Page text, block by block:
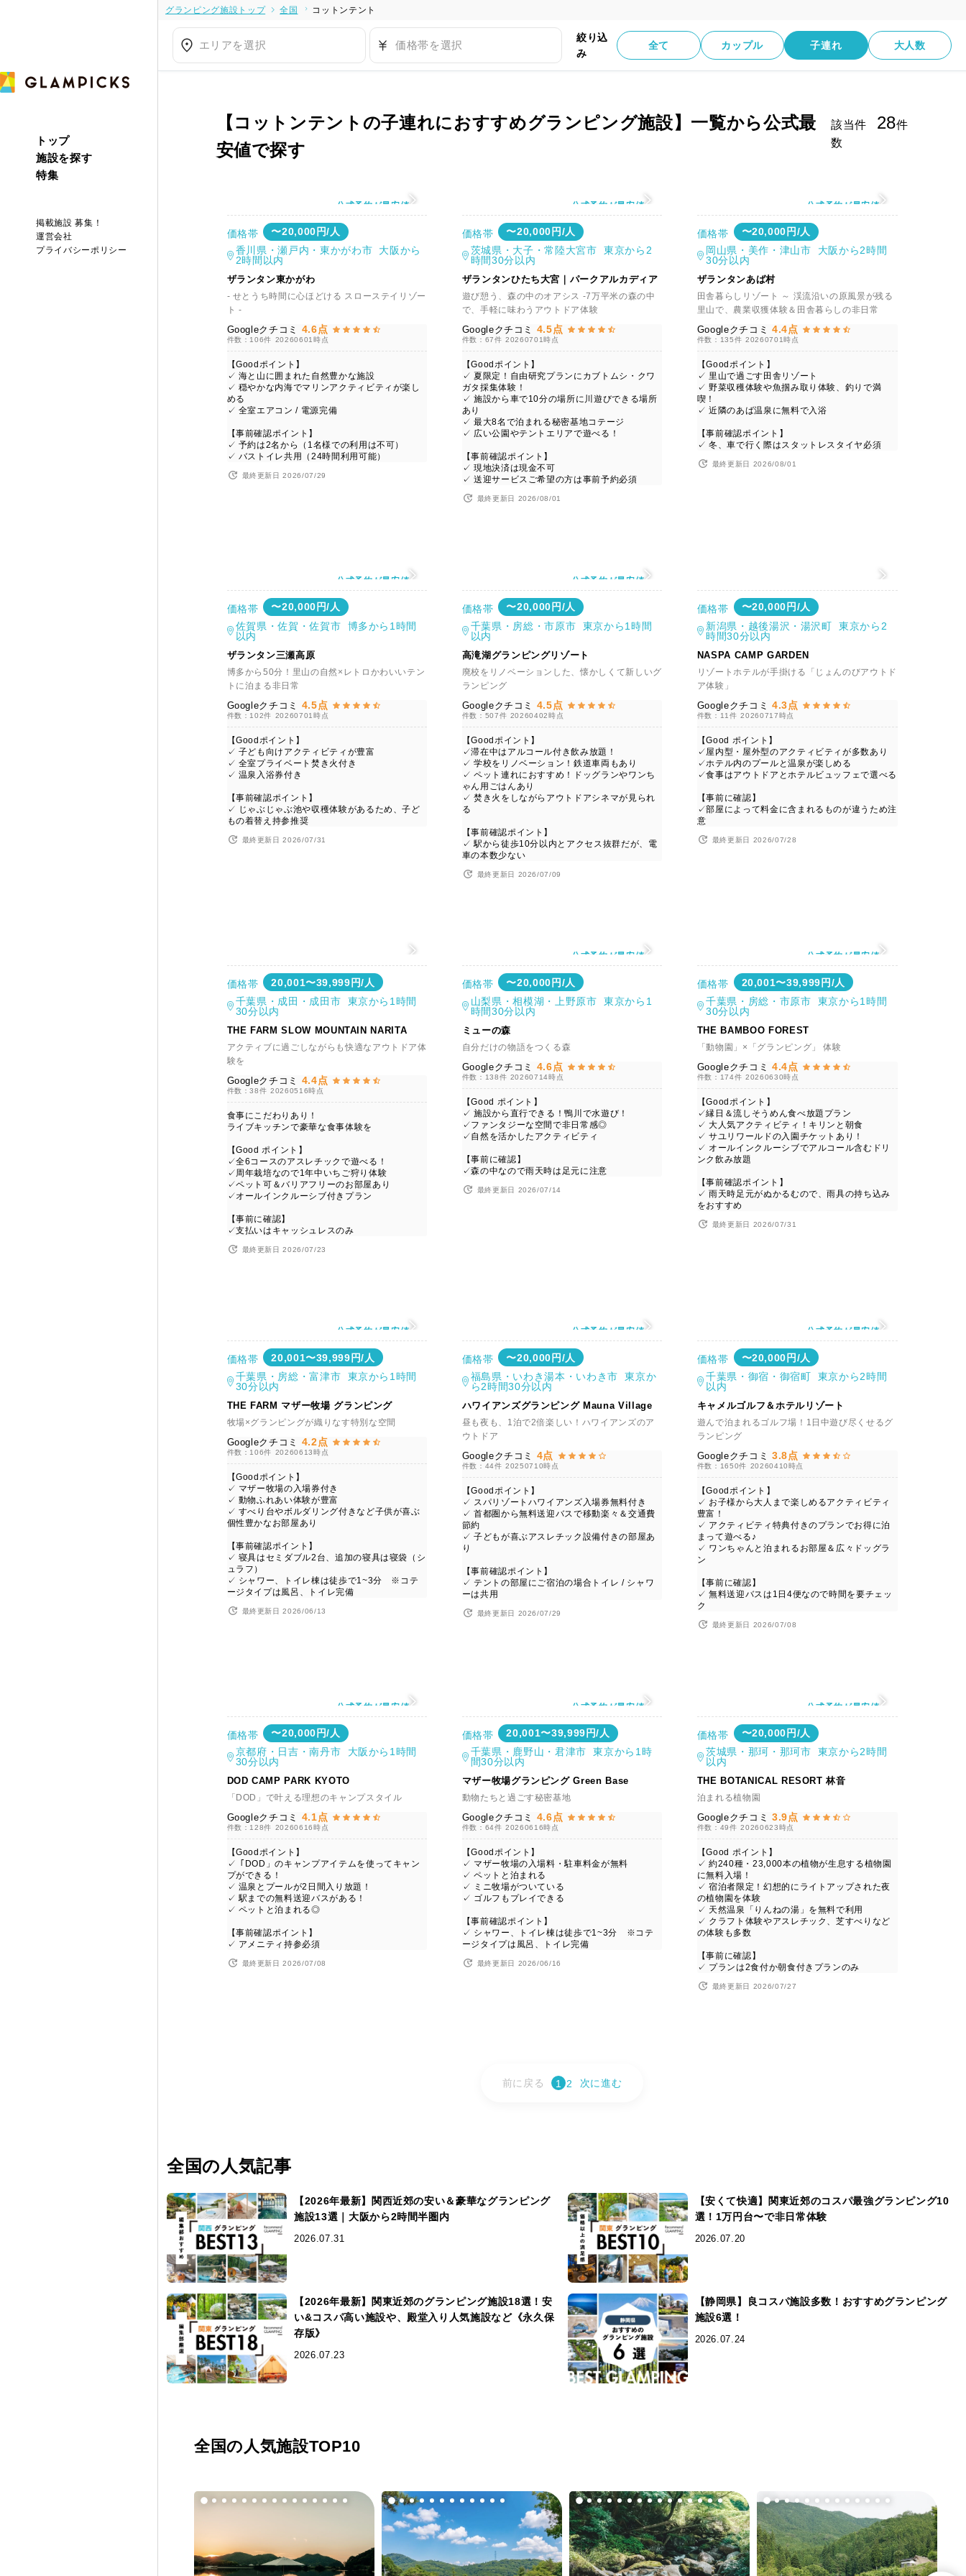
トップ
施設を探す
特集
掲載施設 募集！
運営会社
プライバシーポリシー
グランピング施設トップ 全国 コットンテント
エリアを選択 価格帯を選択
絞り込
み
全て カップル 子連れ 大人数
【コットンテントの子連れにおすすめグランピング施設】一覧から公式最
安値で探す
該当件
数
28件
公式予約が最安値
価格帯
〜20,000円/人
香川県・瀬戸内・東かがわ市 大阪から
2時間以内
ザランタン東かがわ
- せとうち時間に心ほどける スローステイリゾー
ト -
Googleクチコミ 4.6点
件数：106件 20260601時点
【Goodポイント】
✓ 海と山に囲まれた自然豊かな施設
✓ 穏やかな内海でマリンアクティビティが楽し
める
✓ 全室エアコン / 電源完備
【事前確認ポイント】
✓ 予約は2名から（1名様での利用は不可）
✓ バストイレ共用（24時間利用可能）
最終更新日 2026/07/29
公式予約が最安値
価格帯
〜20,000円/人
茨城県・大子・常陸大宮市 東京から2
時間30分以内
ザランタンひたち大宮｜パークアルカディア
遊び憩う、森の中のオアシス -7万平米の森の中
で、手軽に味わうアウトドア体験
Googleクチコミ 4.5点
件数：67件 20260701時点
【Goodポイント】
✓ 夏限定！自由研究プランにカブトムシ・クワ
ガタ採集体験！
✓ 施設から車で10分の場所に川遊びできる場所
あり
✓ 最大8名で泊まれる秘密基地コテージ
✓ 広い公園やテントエリアで遊べる！
【事前確認ポイント】
✓ 現地決済は現金不可
✓ 送迎サービスご希望の方は事前予約必須
最終更新日 2026/08/01
公式予約が最安値
価格帯
〜20,000円/人
岡山県・美作・津山市 大阪から2時間
30分以内
ザランタンあば村
田舎暮らしリゾート ～ 渓流沿いの原風景が残る
里山で、農業収獲体験＆田舎暮らしの非日常
Googleクチコミ 4.4点
件数：135件 20260701時点
【Goodポイント】
✓ 里山で過ごす田舎リゾート
✓ 野菜収穫体験や魚掴み取り体験、釣りで満
喫！
✓ 近隣のあば温泉に無料で入浴
【事前確認ポイント】
✓ 冬、車で行く際はスタットレスタイヤ必須
最終更新日 2026/08/01
公式予約が最安値
価格帯
〜20,000円/人
佐賀県・佐賀・佐賀市 博多から1時間
以内
ザランタン三瀬高原
博多から50分！里山の自然×レトロかわいいテン
トに泊まる非日常
Googleクチコミ 4.5点
件数：102件 20260701時点
【Goodポイント】
✓ 子ども向けアクティビティが豊富
✓ 全室プライベート焚き火付き
✓ 温泉入浴券付き
【事前確認ポイント】
✓ じゃぶじゃぶ池や収穫体験があるため、子ど
もの着替え持参推奨
最終更新日 2026/07/31
公式予約が最安値
価格帯
〜20,000円/人
千葉県・房総・市原市 東京から1時間
以内
高滝湖グランピングリゾート
廃校をリノベーションした、懐かしくて新しいグ
ランピング
Googleクチコミ 4.5点
件数：507件 20260402時点
【Goodポイント】
✓滞在中はアルコール付き飲み放題！
✓ 学校をリノベーション！鉄道車両もあり
✓ ペット連れにおすすめ！ドッグランやワンち
ゃん用ごはんあり
✓ 焚き火をしながらアウトドアシネマが見られ
る
【事前確認ポイント】
✓ 駅から徒歩10分以内とアクセス抜群だが、電
車の本数少ない
最終更新日 2026/07/09
価格帯
〜20,000円/人
新潟県・越後湯沢・湯沢町 東京から2
時間30分以内
NASPA CAMP GARDEN
リゾートホテルが手掛ける「じょんのびアウトド
ア体験」
Googleクチコミ 4.3点
件数：11件 20260717時点
【Good ポイント】
✓屋内型・屋外型のアクティビティが多数あり
✓ホテル内のプールと温泉が楽しめる
✓食事はアウトドアとホテルビュッフェで選べる
【事前に確認】
✓部屋によって料金に含まれるものが違うため注
意
最終更新日 2026/07/28
価格帯
20,001〜39,999円/人
千葉県・成田・成田市 東京から1時間
30分以内
THE FARM SLOW MOUNTAIN NARITA
アクティブに過ごしながらも快適なアウトドア体
験を
Googleクチコミ 4.4点
件数：38件 20260516時点
食事にこだわりあり！
ライブキッチンで豪華な食事体験を
【Good ポイント】
✓全6コースのアスレチックで遊べる！
✓周年栽培なので1年中いちご狩り体験
✓ペット可＆バリアフリーのお部屋あり
✓オールインクルーシブ付きプラン
【事前に確認】
✓支払いはキャッシュレスのみ
最終更新日 2026/07/23
公式予約が最安値
価格帯
〜20,000円/人
山梨県・相模湖・上野原市 東京から1
時間30分以内
ミューの森
自分だけの物語をつくる森
Googleクチコミ 4.6点
件数：138件 20260714時点
【Good ポイント】
✓ 施設から直行できる！鴨川で水遊び！
✓ファンタジーな空間で非日常感◎
✓自然を活かしたアクティビティ
【事前に確認】
✓森の中なので雨天時は足元に注意
最終更新日 2026/07/14
公式予約が最安値
価格帯
20,001〜39,999円/人
千葉県・房総・市原市 東京から1時間
30分以内
THE BAMBOO FOREST
「動物園」×「グランピング」 体験
Googleクチコミ 4.4点
件数：174件 20260630時点
【Goodポイント】
✓縁日＆流しそうめん食べ放題プラン
✓ 大人気アクティビティ！キリンと朝食
✓ サユリワールドの入園チケットあり！
✓ オールインクルーシブでアルコール含むドリ
ンク飲み放題
【事前確認ポイント】
✓ 雨天時足元がぬかるむので、雨具の持ち込み
をおすすめ
最終更新日 2026/07/31
公式予約が最安値
価格帯
20,001〜39,999円/人
千葉県・房総・富津市 東京から1時間
30分以内
THE FARM マザー牧場 グランピング
牧場×グランピングが織りなす特別な空間
Googleクチコミ 4.2点
件数：106件 20260613時点
【Goodポイント】
✓ マザー牧場の入場券付き
✓ 動物ふれあい体験が豊富
✓ すべり台やボルダリング付きなど子供が喜ぶ
個性豊かなお部屋あり
【事前確認ポイント】
✓ 寝具はセミダブル2台、追加の寝具は寝袋（シ
ュラフ）
✓ シャワー、トイレ棟は徒歩で1~3分 ※コテ
ージタイプは風呂、トイレ完備
最終更新日 2026/06/13
公式予約が最安値
価格帯
〜20,000円/人
福島県・いわき湯本・いわき市 東京か
ら2時間30分以内
ハワイアンズグランピング Mauna Village
昼も夜も、1泊で2倍楽しい！ハワイアンズのア
ウトドア
Googleクチコミ 4点
件数：44件 20250710時点
【Goodポイント】
✓ スパリゾートハワイアンズ入場券無料付き
✓ 首都圏から無料送迎バスで移動楽々＆交通費
節約
✓ 子どもが喜ぶアスレチック設備付きの部屋あ
り
【事前確認ポイント】
✓ テントの部屋にご宿泊の場合トイレ / シャワ
ーは共用
最終更新日 2026/07/29
公式予約が最安値
価格帯
〜20,000円/人
千葉県・御宿・御宿町 東京から2時間
以内
キャメルゴルフ＆ホテルリゾート
遊んで泊まれるゴルフ場！1日中遊び尽くせるグ
ランピング
Googleクチコミ 3.8点
件数：1650件 20260410時点
【Goodポイント】
✓ お子様から大人まで楽しめるアクティビティ
豊富！
✓ アクティビティ特典付きのプランでお得に泊
まって遊べる♪
✓ ワンちゃんと泊まれるお部屋＆広々ドッグラ
ン
【事前に確認】
✓ 無料送迎バスは1日4便なので時間を要チェッ
ク
最終更新日 2026/07/08
公式予約が最安値
価格帯
〜20,000円/人
京都府・日吉・南丹市 大阪から1時間
30分以内
DOD CAMP PARK KYOTO
「DOD」で叶える理想のキャンプスタイル
Googleクチコミ 4.1点
件数：128件 20260616時点
【Goodポイント】
✓「DOD」のキャンプアイテムを使ってキャン
プができる！
✓ 温泉とプールが2日間入り放題！
✓ 駅までの無料送迎バスがある！
✓ ペットと泊まれる◎
【事前確認ポイント】
✓ アメニティ持参必須
最終更新日 2026/07/08
公式予約が最安値
価格帯
20,001〜39,999円/人
千葉県・鹿野山・君津市 東京から1時
間30分以内
マザー牧場グランピング Green Base
動物たちと過ごす秘密基地
Googleクチコミ 4.6点
件数：64件 20260616時点
【Goodポイント】
✓ マザー牧場の入場料・駐車料金が無料
✓ ペットと泊まれる
✓ ミニ牧場がついている
✓ ゴルフもプレイできる
【事前確認ポイント】
✓ シャワー、トイレ棟は徒歩で1~3分 ※コテ
ージタイプは風呂、トイレ完備
最終更新日 2026/06/16
公式予約が最安値
価格帯
〜20,000円/人
茨城県・那珂・那珂市 東京から2時間
以内
THE BOTANICAL RESORT 林音
泊まれる植物園
Googleクチコミ 3.9点
件数：49件 20260623時点
【Good ポイント】
✓ 約240種・23,000本の植物が生息する植物園
に無料入場！
✓ 宿泊者限定！幻想的にライトアップされた夜
の植物園を体験
✓ 天然温泉「りんねの湯」を無料で利用
✓ クラフト体験やアスレチック、芝すべりなど
の体験も多数
【事前に確認】
✓ プランは2食付か朝食付きプランのみ
最終更新日 2026/07/27
前に戻る 1 2 次に進む
全国の人気記事
【2026年最新】関西近郊の安い＆豪華なグランピング
施設13選｜大阪から2時間半圏内
2026.07.31
【安くて快適】関東近郊のコスパ最強グランピング10
選！1万円台〜で非日常体験
2026.07.20
【2026年最新】関東近郊のグランピング施設18選！安
い&コスパ高い施設や、殿堂入り人気施設など《永久保
存版》
2026.07.23
【静岡県】良コスパ施設多数！おすすめグランピング
施設6選！
2026.07.24
全国の人気施設TOP10